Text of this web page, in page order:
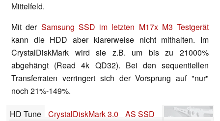
Mittelfeld.
Mit der Samsung SSD im letzten M17x M3 Testgerät
kann die HDD aber klarerweise nicht mithalten. Im
CrystalDiskMark wird sie z.B. um bis zu 21000%
abgehängt (Read 4k QD32). Bei den sequentiellen
Transferraten verringert sich der Vorsprung auf "nur"
noch 21%-149%.
HD Tune CrystalDiskMark 3.0
AS SSD